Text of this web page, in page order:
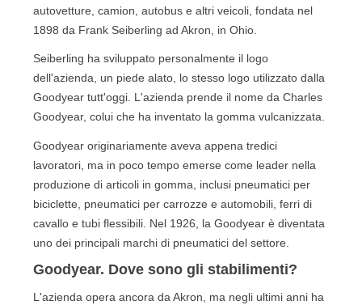
autovetture, camion, autobus e altri veicoli, fondata nel
1898 da Frank Seiberling ad Akron, in Ohio.
Seiberling ha sviluppato personalmente il logo
dell'azienda, un piede alato, lo stesso logo utilizzato dalla
Goodyear tutt'oggi. L'azienda prende il nome da Charles
Goodyear, colui che ha inventato la gomma vulcanizzata.
Goodyear originariamente aveva appena tredici
lavoratori, ma in poco tempo emerse come leader nella
produzione di articoli in gomma, inclusi pneumatici per
biciclette, pneumatici per carrozze e automobili, ferri di
cavallo e tubi flessibili. Nel 1926, la Goodyear è diventata
uno dei principali marchi di pneumatici del settore.
Goodyear. Dove sono gli stabilimenti?
L'azienda opera ancora da Akron, ma negli ultimi anni ha